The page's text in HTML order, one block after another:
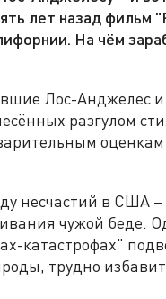
лет назад фильм
На чём
Лос-Анджелес и
разгулом
оценкам
несчастий в США –
чужой беде.
катастрофах"
трудно